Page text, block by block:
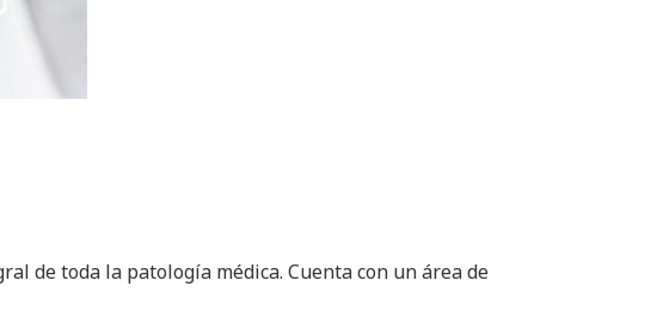
de toda la patología médica. Cuenta con un área de